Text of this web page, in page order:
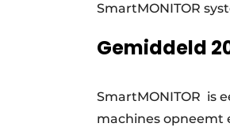
SmartMONITOR
Gemiddeld
SmartMONITOR is
machines opneemt